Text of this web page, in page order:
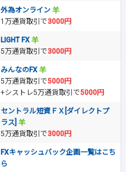
外為オンライン
1万通貨取引で3000円
LIGHT FX
5万通貨取引で3000円
みんなのFX
5万通貨取引で5000円
+シストレ5万通貨取引で5000円
セントラル短資ＦＸ[ダイレクトプ
ラス]
5万通貨取引で3000円
FXキャッシュバック企画一覧はこち
ら